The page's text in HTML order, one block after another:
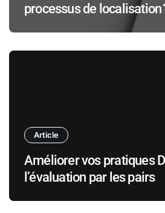
processus de localisation
Article
Améliorer vos pratiques
l’évaluation par les pairs